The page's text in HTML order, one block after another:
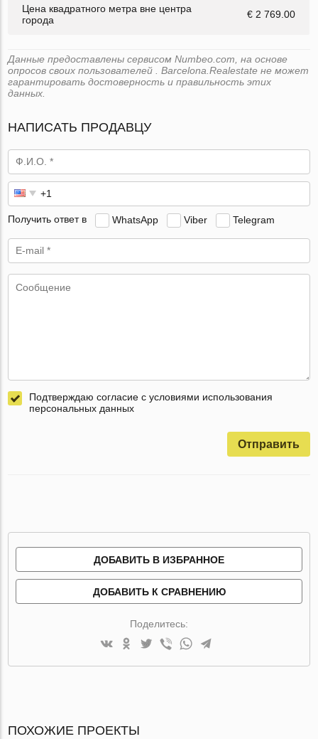
Цена квадратного метра вне центра
города
€ 2 769.00
Данные предоставлены сервисом Numbeo.com, на основе
опросов своих пользователей . Barcelona.Realestate не может
гарантировать достоверность и правильность этих
данных.
НАПИСАТЬ ПРОДАВЦУ
Получить ответ в WhatsApp Viber Telegram
Подтверждаю согласие с условиями использования
персональных данных
Отправить
ДОБАВИТЬ В ИЗБРАННОЕ
ДОБАВИТЬ К СРАВНЕНИЮ
Поделитесь:
ПОХОЖИЕ ПРОЕКТЫ